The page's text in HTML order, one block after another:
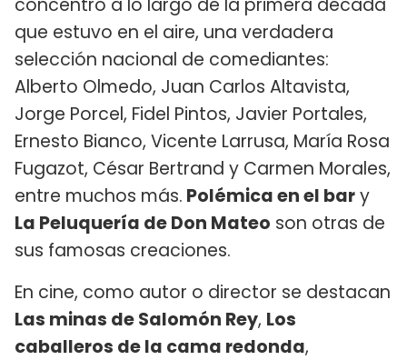
que estuvo en el aire, una verdadera
selección nacional de comediantes:
Alberto Olmedo, Juan Carlos Altavista,
Jorge Porcel, Fidel Pintos, Javier Portales,
Ernesto Bianco, Vicente Larrusa, María Rosa
Fugazot, César Bertrand y Carmen Morales,
entre muchos más. Polémica en el bary
La Peluquería de Don Mateo son otras de
sus famosas creaciones.
En cine, como autor o director se destacan
Las minas de Salomón Rey, Los
caballeros de la cama redonda,